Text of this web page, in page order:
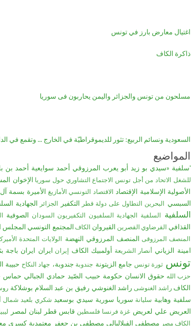
اغتيال معارض بارز في تونس
ذاكرة الكاف
مسلحون من تونس والجزائر واليمن يحاربون فى سوريا
السعودية ونسائم الربيع: تثور للديموقراطيّة في الخارج ... وتقمع في
المواضيع
'سلفية «سيدي بو زيد أبو يعرب المرزوقي أحمد سوايعية أحمد بن
للشغل الاتحاد من أجل تونس الاجتماع التشاوري حول سوريا الإخوان
الأصولية الإسلامية الإقتصاد الاقتصاد التونسي الأمازيغ الأميرة بسمة
السبسي البحرين التطاول على دولة قطر التكفير الجزائر الجهادية
السلفية السلفية الجهادية السلفيون التكفيريون السودان الصوفية
القذافي القرضاوي القصرين القيروان الكاف المجتمع التونسي المجلس
المنصف المرزوقى المنصف المرزوقي النهضة الولايات المتحدة
امينة الزياني أنصار الشريعة أولمبيك الكاف إيران ایران ايران ﺑﺎﺟﺔ
تونس ثورة تونس جامع الزيتونة جندوبة جندوبة، جهاد النكاح حبيبة
حزب الله حقوق الانسان حكومة حبيب الصّيد حمادي الجبالي حماس
الكاف راشد الغنوشى راشد الغنوشي رفيق بن عبد السلام بوشلاكة
سلفية وهابية سليانة سوريا سورية سيدي بوسعيد شكري بلعيد شمال
العريض علي لعريض غزة فرنسا فلسطين قابس قطر لبنان لمصر
الكاف مصر مصطفى الفيلاليالى مصطفى بن جعفر معتمدية كسري